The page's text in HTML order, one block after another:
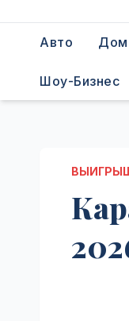
Авто Дом
Шоу-Бизнес